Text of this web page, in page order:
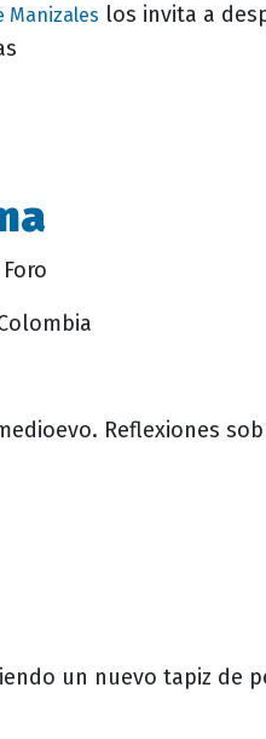
Manizales los invita a
Reflexiones
un nuevo tapiz de